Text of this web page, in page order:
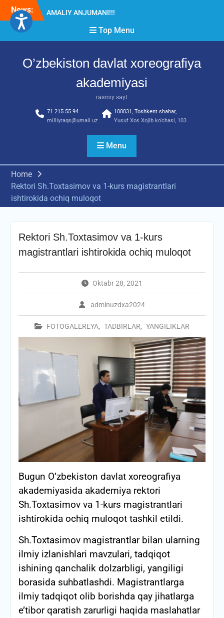
Skip
content
News:
Diqqat e’lon!
2026” tadbiri bo‘lib o‘tdi
RESPUBLIKA ILMIY-
Top Menu
O’zbekiston davlat xoreografiya
akademiyasi
rasmiy sayt
71 215 55 94
milliyraqs@umail.uz
100031, Toshkent shahar,
Yusuf Xos Xojib ko‘chasi, 103
Menu
Home
Rektori Sh.Toxtasimov va 1-kurs magistrantlari
ishtirokida ochiq muloqot
Rektori Sh.Toxtasimov va 1-kurs
magistrantlari ishtirokida ochiq muloqot
Oktabr 28, 2021
adminuzdxa2024
FOTOGALEREYA, TADBIRLAR, YANGILIKLAR
Bugun O’zbekiston davlat xoreografiya
akademiyasida akademiya rektori
Sh.Toxtasimov va 1-kurs magistrantlari
ishtirokida ochiq muloqot tashkil etildi.
Sh.Toxtasimov magistrantlar bilan ularning
ilmiy izlanishlari mavzulari, tadqiqot
ishining qanchalik dolzarbligi, yangiligi
borasida suhbatlashdi. Magistrantlarga
ilmiy tadqiqot olib borishda qay jihatlarga
e’tibor qaratish zarurligi haqida maslahatlar